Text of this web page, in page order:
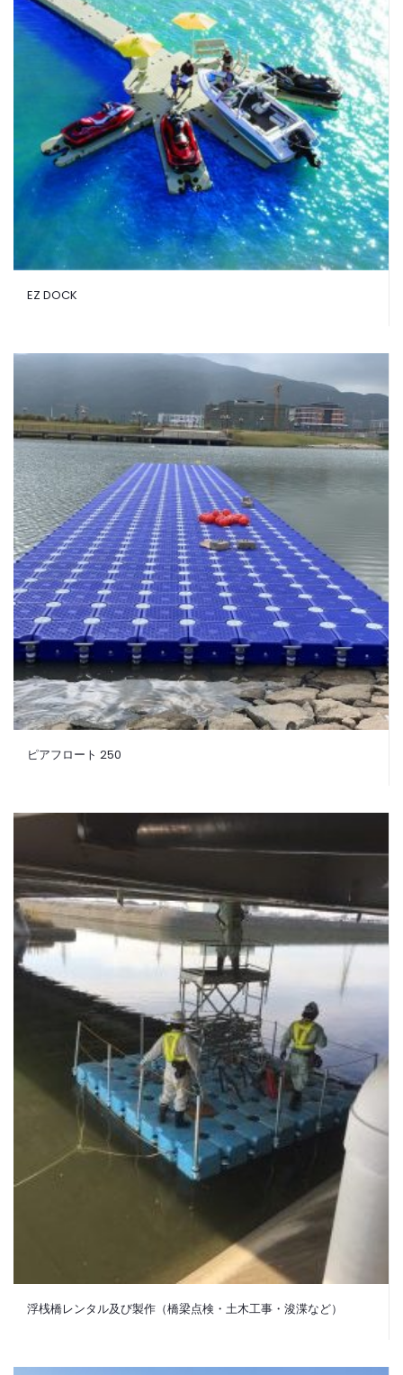
EZ DOCK
ピアフロート 250
浮桟橋レンタル及び製作（橋梁点検・土木工事・浚渫など）